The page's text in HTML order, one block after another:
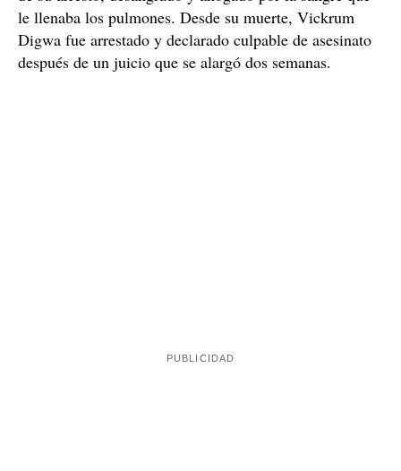
le llenaba los pulmones. Desde su muerte, Vickrum
Digwa fue arrestado y declarado culpable de asesinato
después de un juicio que se alargó dos semanas.